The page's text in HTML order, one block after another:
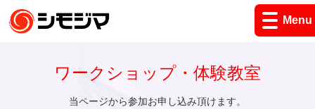
Menu
ワークショップ・体験教室
当ページから参加お申し込み頂けます。